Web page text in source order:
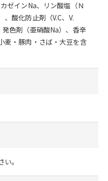
ゼインNa、リン酸塩（Ｎ
、酸化防止剤（V.C、V.
色剤（亜硝酸Na）、香辛
麦・豚肉・さば・大豆を含
。